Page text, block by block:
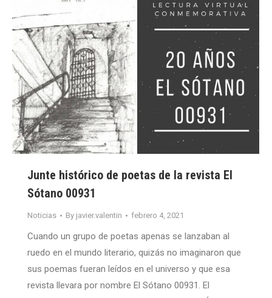
Junte histórico de poetas de la revista El
Sótano 00931
Noticias By javier.valentin febrero 4, 2021
Cuando un grupo de poetas apenas se lanzaban al
ruedo en el mundo literario, quizás no imaginaron que
sus poemas fueran leídos en el universo y que esa
revista llevara por nombre El Sótano 00931. El